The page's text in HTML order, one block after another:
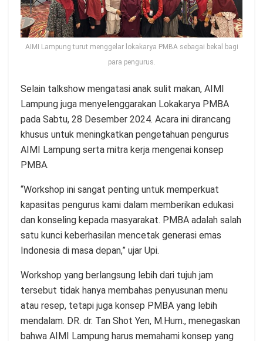
AIMI Lampung turut menggelar lokakarya PMBA sebagai bekal bagi
para pengurus.
Selain talkshow mengatasi anak sulit makan, AIMI
Lampung juga menyelenggarakan Lokakarya PMBA
pada Sabtu, 28 Desember 2024. Acara ini dirancang
khusus untuk meningkatkan pengetahuan pengurus
AIMI Lampung serta mitra kerja mengenai konsep
PMBA.
“Workshop ini sangat penting untuk memperkuat
kapasitas pengurus kami dalam memberikan edukasi
dan konseling kepada masyarakat. PMBA adalah salah
satu kunci keberhasilan mencetak generasi emas
Indonesia di masa depan,” ujar Upi.
Workshop yang berlangsung lebih dari tujuh jam
tersebut tidak hanya membahas penyusunan menu
atau resep, tetapi juga konsep PMBA yang lebih
mendalam. DR. dr. Tan Shot Yen, M.Hum., menegaskan
bahwa AIMI Lampung harus memahami konsep yang